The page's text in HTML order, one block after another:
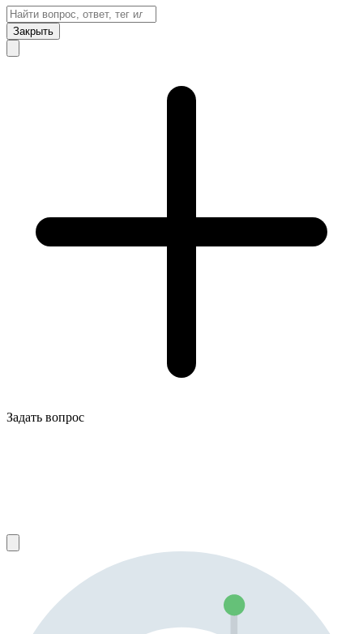
Закрыть
Задать вопрос